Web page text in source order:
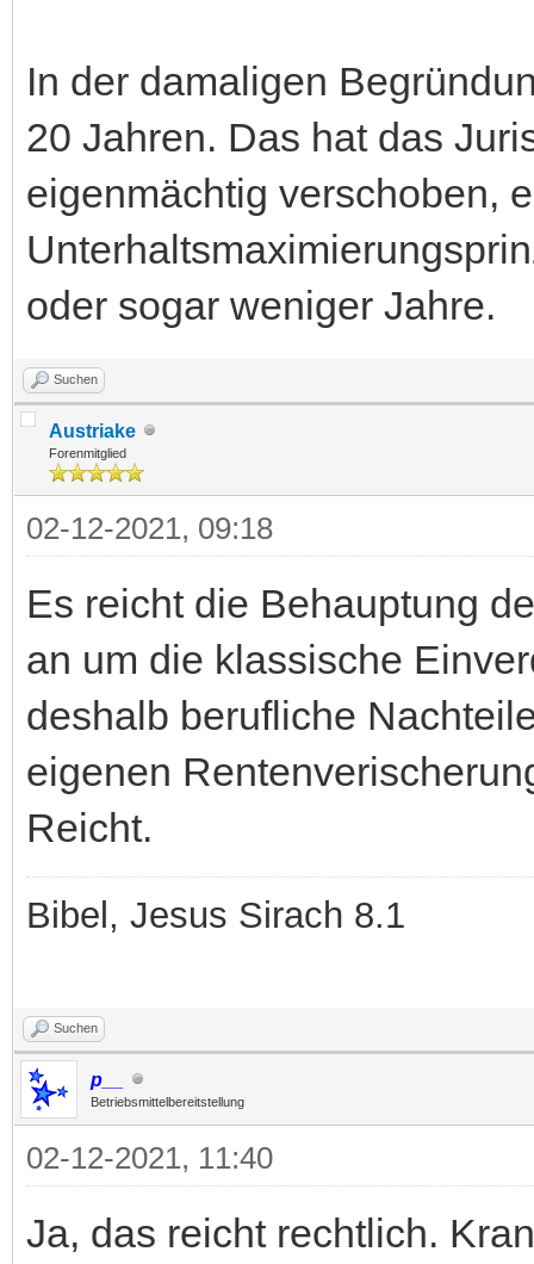
In der damaligen
20 Jahren. Das hat das
eigenmächtig verschoben,
oder sogar weniger Jahre.
Suchen
Austriake
Forenmitglied
02-12-2021, 09:18
Es reicht die Behauptung
an um die klassische
deshalb berufliche
eigenen
Reicht.
Bibel, Jesus Sirach 8.1
Suchen
p__
Betriebsmittelbereitstellung
02-12-2021, 11:40
Ja, das reicht rechtlich.